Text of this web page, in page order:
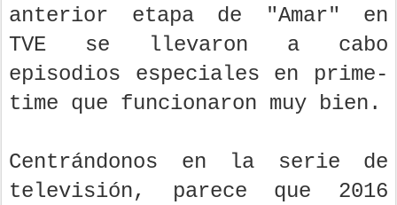
anterior etapa de "Amar" en
TVE se llevaron a cabo
episodios especiales en prime-
time que funcionaron muy bien.
Centrándonos en la serie de
televisión, parece que 2016